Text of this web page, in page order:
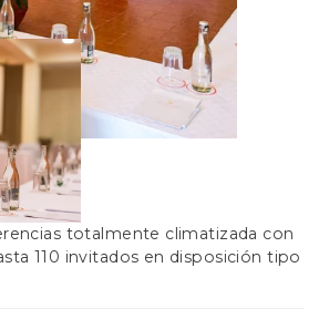
totalmente climatizada con
110 invitados en disposición tipo